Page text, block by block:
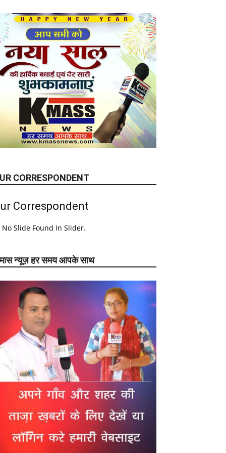
CORRESPONDENT
Correspondent
No Slide Found In Slider.
न्यूज़ हर समय आपके साथ